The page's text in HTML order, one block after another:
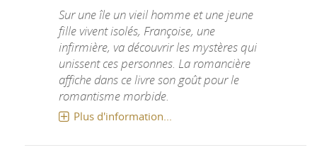
Sur une île un vieil homme et une jeune
fille vivent isolés, Françoise, une
infirmière, va découvrir les mystères qui
unissent ces personnes. La romancière
affiche dans ce livre son goût pour le
romantisme morbide.
Plus d'information...